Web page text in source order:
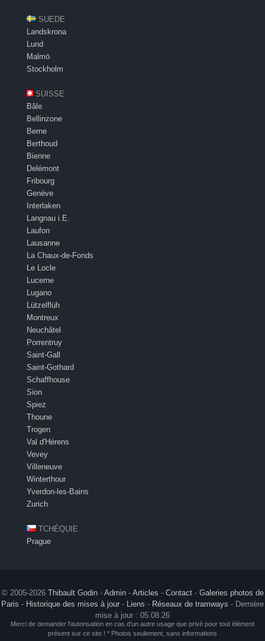
SUEDE
Landskrona
Lund
Malmö
Stockholm
SUISSE
Bâle
Bellinzone
Berne
Berthoud
Bienne
Delémont
Fribourg
Genève
Interlaken
Langnau i.E.
Laufon
Lausanne
La Chaux-de-Fonds
Le Locle
Lucerne
Lugano
Lützelflüh
Montreux
Neuchâtel
Porrentruy
Saint-Gall
Saint-Gothard
Schaffhouse
Sion
Spiez
Thoune
Trogen
Val d'Hérens
Vevey
Villeneuve
Winterthour
Yverdon-les-Bains
Zurich
TCHÉQUIE
Prague
© 2005-2026 Thibault Godin- Admin- Articles - Contact- Galeries photos de
Paris - Historique des mises à jour - Liens - Réseaux de tramways - Dernière
mise à jour : 05.08.26
Merci de demander l'autorisation en cas d'un autre usage que privé pour tout élément
présent sur ce site ! * Photos seulement, sans informations